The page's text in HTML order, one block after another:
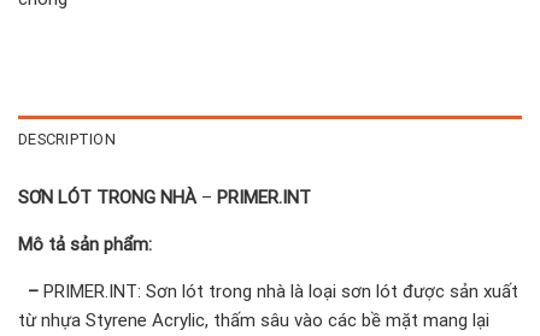
DESCRIPTION
SƠN LÓT TRONG NHÀ – PRIMER.INT
Mô tả sản phẩm:
– PRIMER.INT: Sơn lót trong nhà là loại sơn lót được sản xuất
từ nhựa Styrene Acrylic, thấm sâu vào các bề mặt mang lại